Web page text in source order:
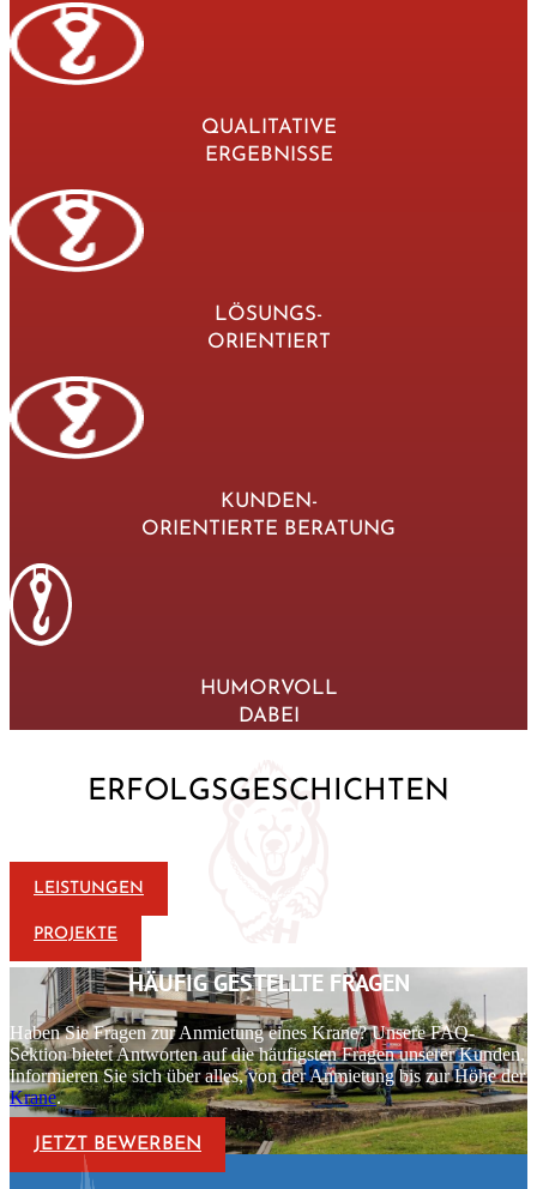
QUALITATIVE
ERGEBNISSE
LÖSUNGS-
ORIENTIERT
KUNDEN-
ORIENTIERTE BERATUNG
HUMORVOLL
DABEI
ERFOLGSGESCHICHTEN
LEISTUNGEN
PROJEKTE
HÄUFIG GESTELLTE FRAGEN
Haben Sie Fragen zur Anmietung eines Krane? Unsere FAQ-
Sektion bietet Antworten auf die häufigsten Fragen unserer Kunden.
Informieren Sie sich über alles, von der Anmietung bis zur Höhe der
Krane.
JETZT BEWERBEN